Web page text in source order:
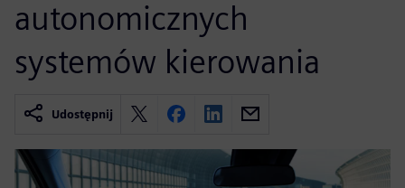
autonomicznych
systemów kierowania
Udostępnij